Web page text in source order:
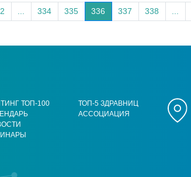
2 334 335 336 337 338
ТОП-100
ТОП-5 ЗДРАВНИЦ
АССОЦИАЦИЯ